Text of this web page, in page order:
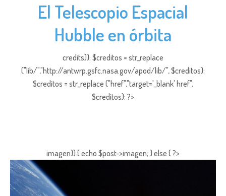
El Telescopio Espacial
Hubble en órbita
credits)); $creditos = str_replace
("lib/","http://antwrp.gsfc.nasa.gov/apod/lib/", $creditos);
$creditos = str_replace ("href","target='_blank' href",
$creditos); ?>
imagen)) { echo $post->imagen; } else { ?>